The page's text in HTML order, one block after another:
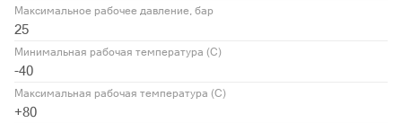
Максимальное рабочее давление, бар
25
Минимальная рабочая температура (С)
-40
Максимальная рабочая температура (С)
+80